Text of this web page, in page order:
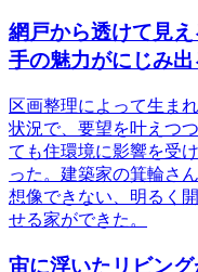
網戸から透けて見
手の魅力がにじみ
区画整理によって生ま
状況で、要望を叶えつ
ても住環境に影響を受
った。建築家の箕輪さ
想像できない、明るく
せる家ができた。
宙に浮いたリビン